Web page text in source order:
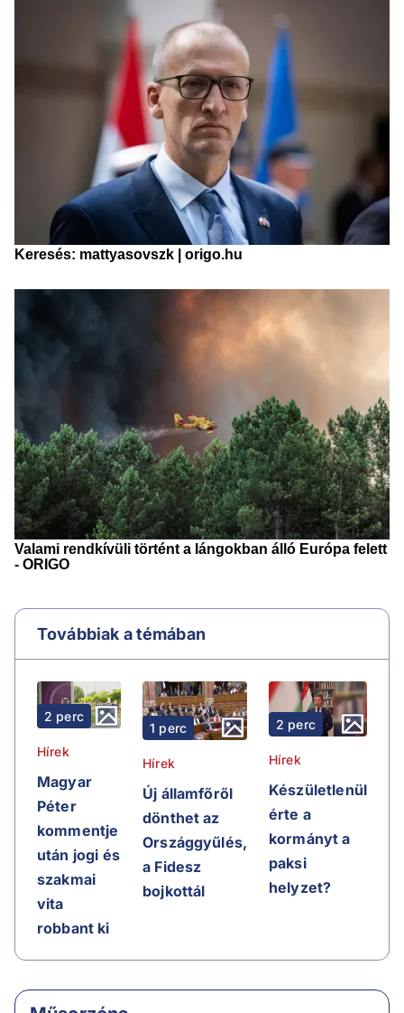
Továbbiak a témában
2 perc
Hírek
Magyar
Péter
kommentje
után jogi és
szakmai
vita
robbant ki
1 perc
Hírek
Új államfőről
dönthet az
Országgyűlés,
a Fidesz
bojkottál
2 perc
Hírek
Készületlenül
érte a
kormányt a
paksi
helyzet?